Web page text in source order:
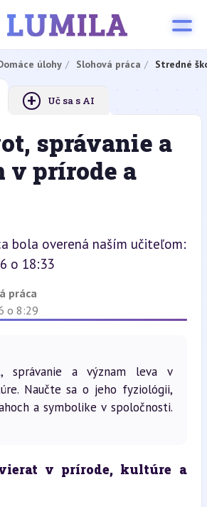
úlohy Slohová práca Stredné
+ Uč sa s AI
správanie a
v prírode a
bola overená naším učiteľom:
o 18:33
práca
o 8:29
správanie a význam leva v
Naučte sa o jeho fyziológii,
a symbolike v spoločnosti.
v prírode, kultúre a